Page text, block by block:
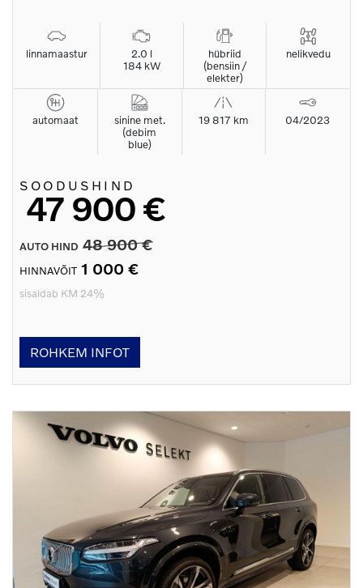
linnamaastur
2.0 l
184 kW
hübriid
(bensiin /
elekter)
nelikvedu
automaat
sinine met.
(debim
blue)
19 817 km 04/2023
SOODUSHIND
47 900 €
AUTO HIND 48 900 €
HINNAVÕIT 1 000 €
sisaldab KM 24%
ROHKEM INFOT